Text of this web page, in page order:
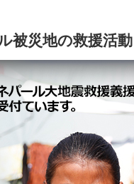
被災地の救援活動